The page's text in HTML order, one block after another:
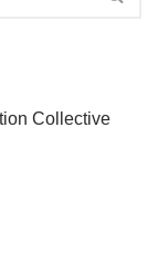
Collective